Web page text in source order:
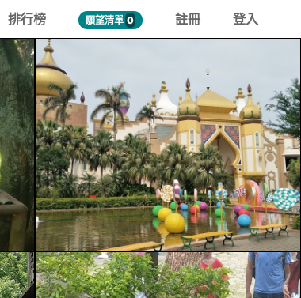
排行榜 願望清單 0 註冊 登入